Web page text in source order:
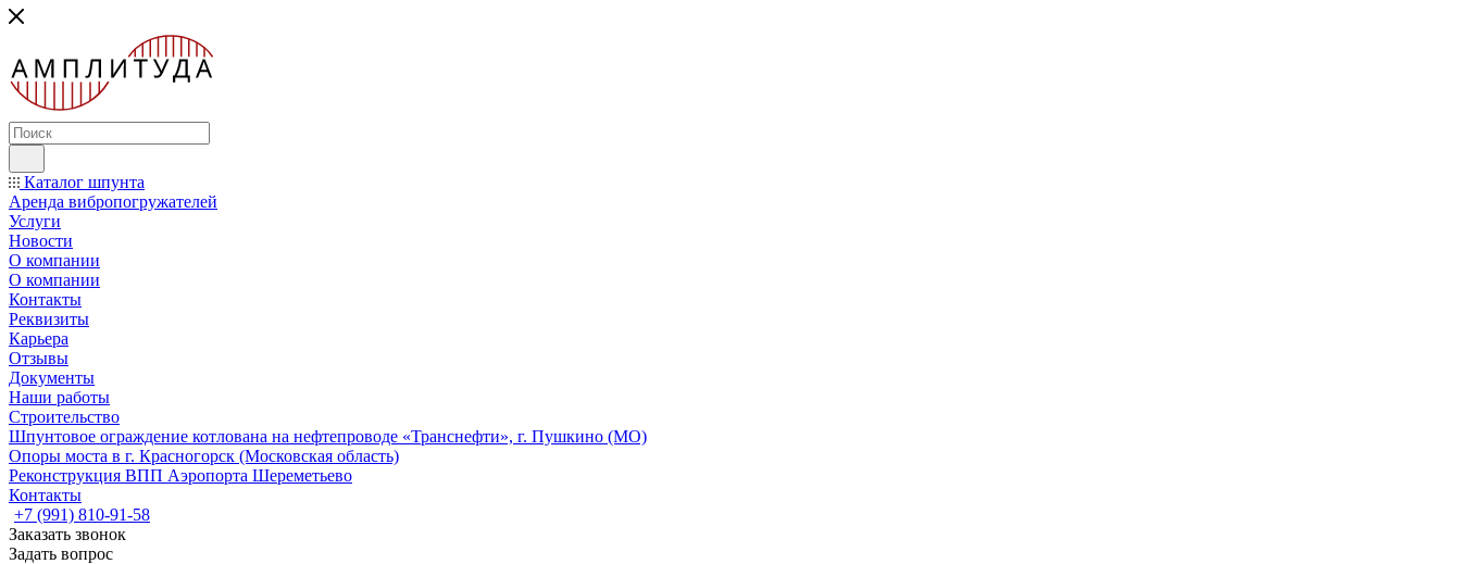
Каталог шпунта
Аренда вибропогружателей
Услуги
Новости
О компании
О компании
Контакты
Реквизиты
Карьера
Отзывы
Документы
Наши работы
Строительство
Шпунтовое ограждение котлована на нефтепроводе «Транснефти», г. Пушкино (МО)
Опоры моста в г. Красногорск (Московская область)
Реконструкция ВПП Аэропорта Шереметьево
Контакты
+7 (991) 810-91-58
Заказать звонок
Задать вопрос